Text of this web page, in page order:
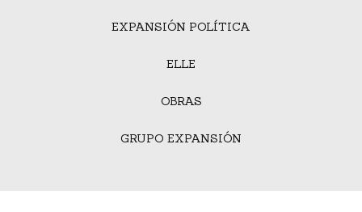
EXPANSIÓN POLÍTICA
ELLE
OBRAS
GRUPO EXPANSIÓN